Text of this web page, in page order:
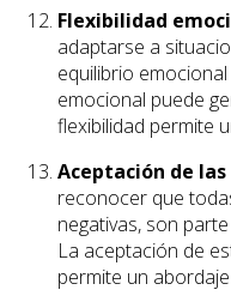
Flexibilidad
adaptarse a
equilibrio
emocional puede
flexibilidad permite
Aceptación de
reconocer que
negativas, son
La aceptación de
permite un